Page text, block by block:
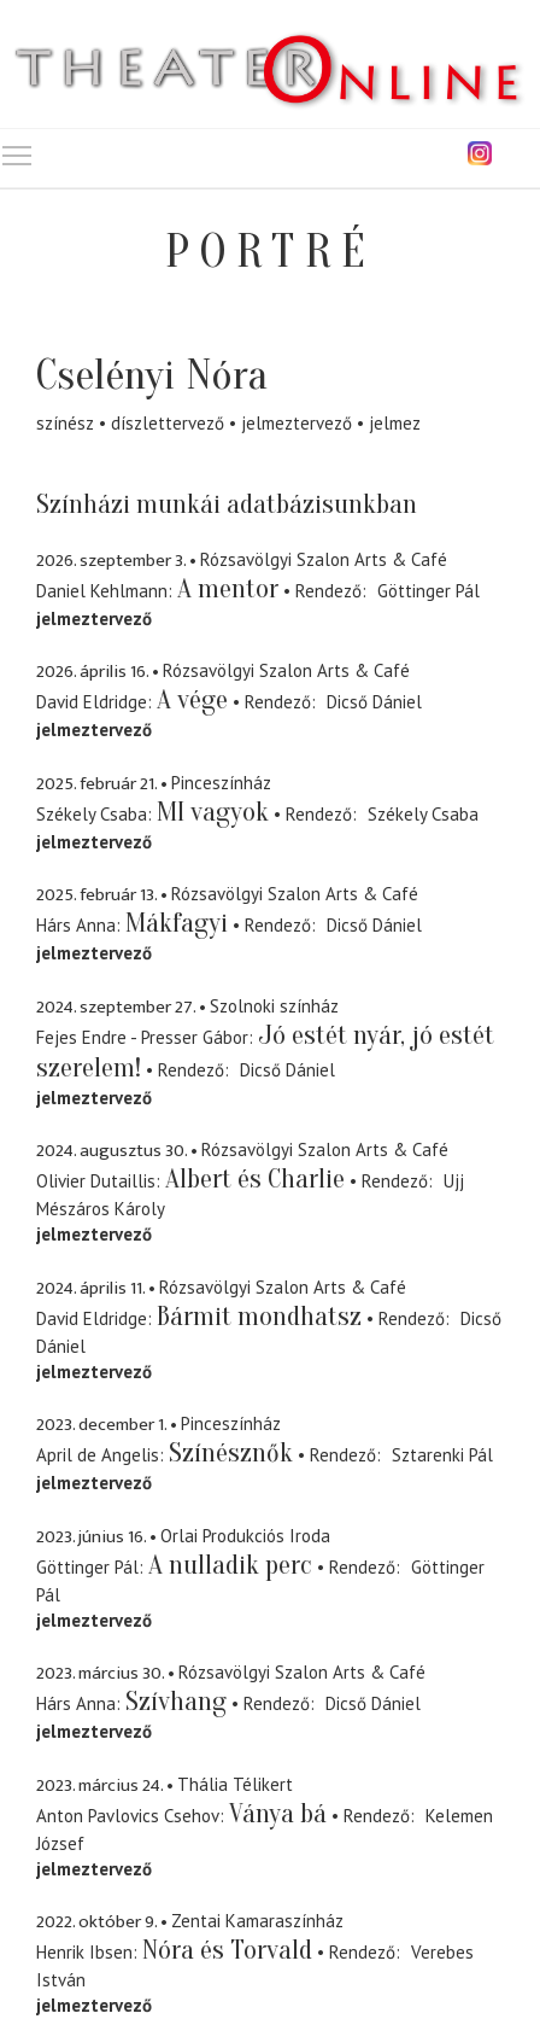
PORTRÉ
Cselényi Nóra
színész díszlettervező jelmeztervező jelmez
Színházi munkái adatbázisunkban
2026. szeptember 3.
Rózsavölgyi Szalon Arts & Café
Daniel Kehlmann A mentor Rendező
Göttinger Pál
jelmeztervező
2026. április 16.
Rózsavölgyi Szalon Arts & Café
David Eldridge A vége Rendező
Dicső Dániel
jelmeztervező
2025. február 21.
Pinceszínház
Székely Csaba MI vagyok Rendező
Székely Csaba
jelmeztervező
2025. február 13.
Rózsavölgyi Szalon Arts & Café
Hárs Anna Mákfagyi Rendező
Dicső Dániel
jelmeztervező
2024. szeptember 27.
Szolnoki színház
Fejes Endre - Presser Gábor Jó estét nyár, jó estét
szerelem!
Rendező
Dicső Dániel
jelmeztervező
2024. augusztus 30.
Rózsavölgyi Szalon Arts & Café
Olivier Dutaillis Albert és Charlie Rendező
Ujj
Mészáros Károly
jelmeztervező
2024. április 11.
Rózsavölgyi Szalon Arts & Café
David Eldridge Bármit mondhatsz Rendező
Dicső
Dániel
jelmeztervező
2023. december 1.
Pinceszínház
April de Angelis Színésznők Rendező
Sztarenki Pál
jelmeztervező
2023. június 16.
Orlai Produkciós Iroda
Göttinger Pál A nulladik perc Rendező
Göttinger
Pál
jelmeztervező
2023. március 30.
Rózsavölgyi Szalon Arts & Café
Hárs Anna Szívhang Rendező
Dicső Dániel
jelmeztervező
2023. március 24.
Thália Télikert
Anton Pavlovics Csehov Ványa bá Rendező
Kelemen
József
jelmeztervező
2022. október 9.
Zentai Kamaraszínház
Henrik Ibsen Nóra és Torvald Rendező
Verebes
István
jelmeztervező